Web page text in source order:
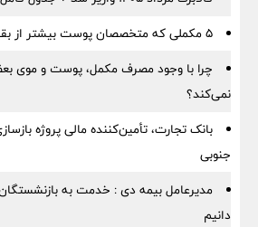
۵ مکملی که متخصصان پوست بیشتر از بقیه توصیه می‌کنند
چرا با وجود مصرف مکمل، پوست و موی
نمی‌کند؟
جنوبی
مدیرعامل بیمه دی : خدمت به
دانیم